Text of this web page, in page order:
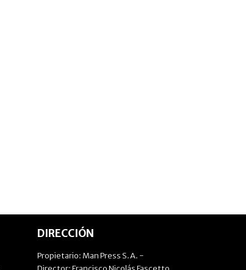
DIRECCIÓN
Propietario: Man Press S.A. -